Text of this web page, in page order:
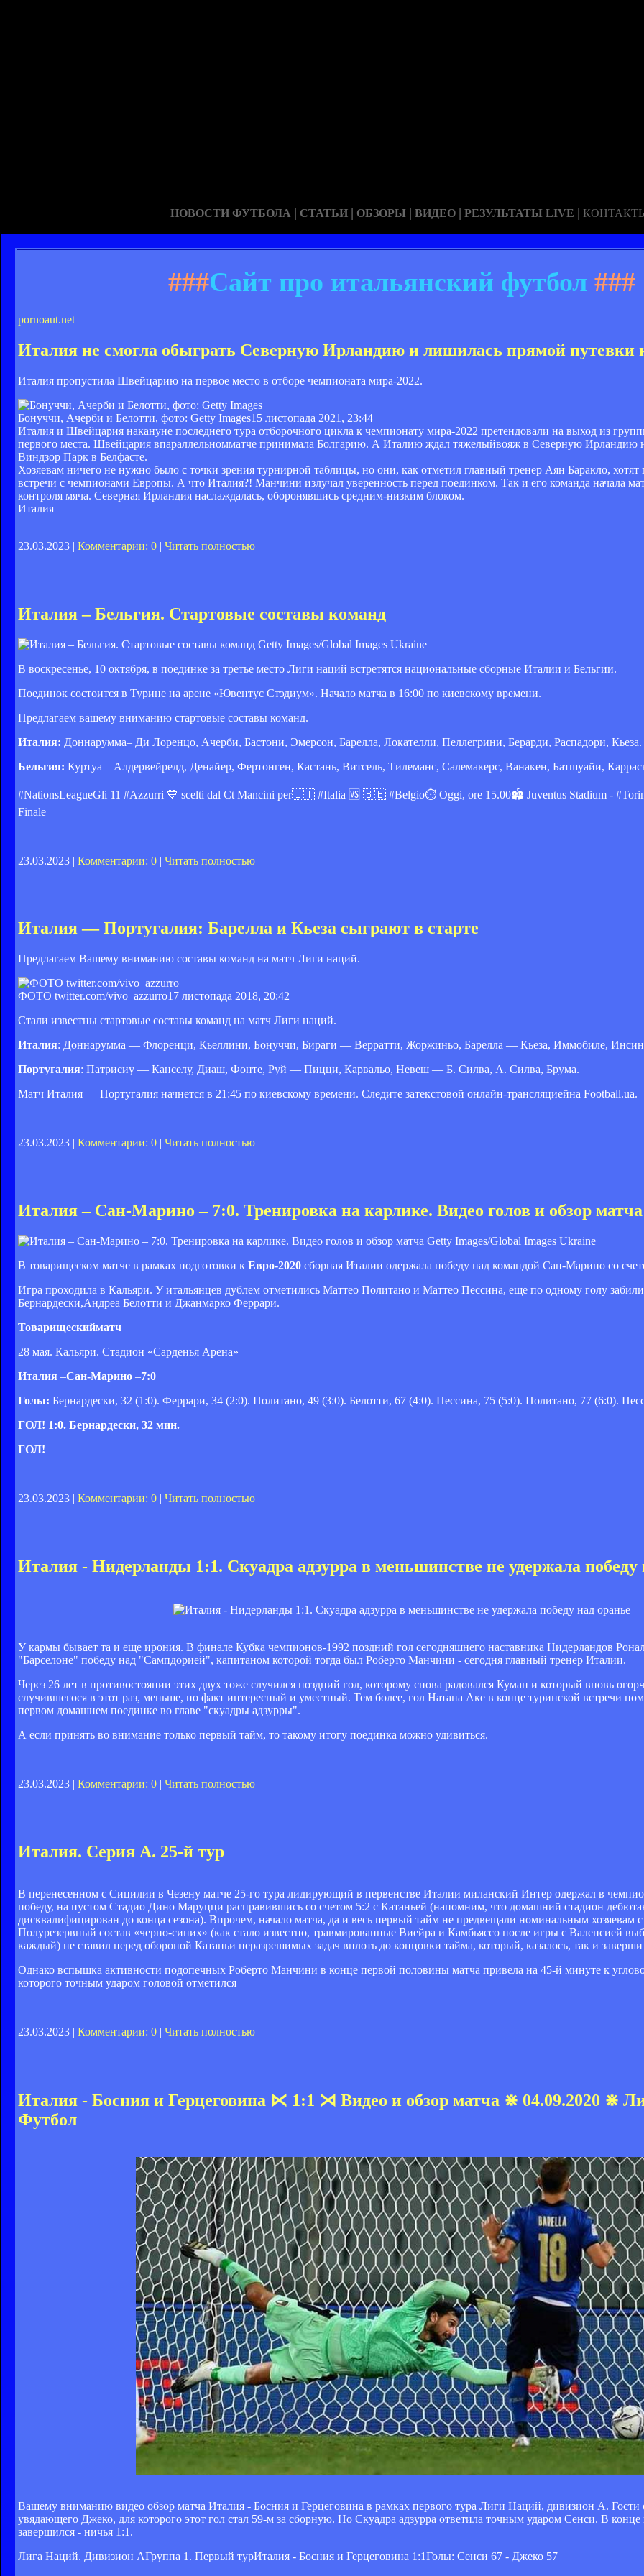
НОВОСТИ ФУТБОЛА | СТАТЬИ | ОБЗОРЫ | ВИДЕО | РЕЗУЛЬТАТЫ LIVE |
###Сайт про итальянский футбол ###
pornoaut.net
Италия не смогла обыграть Северную Ирландию и лишилась прямой путевки
Италия пропустила Швейцарию на первое место в отборе чемпионата мира-2022.
Бонуччи, Ачерби и Белотти, фото: Getty Images15 листопада 2021, 23:44
Италия и Швейцария накануне последнего тура отборочного цикла к чемпионату мира-2022 претендовали на выход из
первого места. Швейцария впараллельномматче принимала Болгарию. А Италию ждал тяжелыйвояж в Северную Ирландию
Виндзор Парк в Белфасте.
Хозяевам ничего не нужно было с точки зрения турнирной таблицы, но они, как отметил главный тренер Аян Баракло, хотят
встречи с чемпионами Европы. А что Италия?! Манчини излучал уверенность перед поединком. Так и его команда начала
контроля мяча. Северная Ирландия наслаждалась, оборонявшись средним-низким блоком.
Италия
23.03.2023 | Комментарии: 0 | Читать полностью
Италия – Бельгия. Стартовые составы команд
Getty Images/Global Images Ukraine
В воскресенье, 10 октября, в поединке за третье место Лиги наций встретятся национальные сборные Италии и Бельгии.
Поединок состоится в Турине на арене «Ювентус Стэдиум». Начало матча в 16:00 по киевскому времени.
Предлагаем вашему вниманию стартовые составы команд.
Италия: Доннарумма– Ди Лоренцо, Ачерби, Бастони, Эмерсон, Барелла, Локателли, Пеллегрини, Берарди, Распадори, Кьеза.
Бельгия: Куртуа – Алдервейрелд, Денайер, Фертонген, Кастань, Витсель, Тилеманс, Салемакерс, Ванакен, Батшуайи,
#NationsLeagueGli 11 #Azzurri 💙 scelti dal Ct Mancini per🇮🇹 #Italia 🆚 🇧🇪 #Belgio⏱️ Oggi, ore 15.00🏟️ Juventus Stadium -
Finale
23.03.2023 | Комментарии: 0 | Читать полностью
Италия — Португалия: Барелла и Кьеза сыграют в старте
Предлагаем Вашему вниманию составы команд на матч Лиги наций.
ФОТО twitter.com/vivo_azzurro17 листопада 2018, 20:42
Стали известны стартовые составы команд на матч Лиги наций.
Италия: Доннарумма — Флоренци, Кьеллини, Бонуччи, Бираги — Верратти, Жоржиньо, Барелла — Кьеза, Иммобиле,
Португалия: Патрисиу — Канселу, Диаш, Фонте, Руй — Пицци, Карвальо, Невеш — Б. Силва, А. Силва, Брума.
Матч Италия — Португалия начнется в 21:45 по киевскому времени. Следите затекстовой онлайн-трансляциейна Football.ua.
23.03.2023 | Комментарии: 0 | Читать полностью
Италия – Сан-Марино – 7:0. Тренировка на карлике. Видео голов и обзор матча
Getty Images/Global Images Ukraine
В товарищеском матче в рамках подготовки к Евро-2020 сборная Италии одержала победу над командой Сан-Марино со
Игра проходила в Кальяри. У итальянцев дублем отметились Маттео Политано и Маттео Пессина, еще по одному голу
Бернардески,Андреа Белотти и Джанмарко Феррари.
Товарищескийматч
28 мая. Кальяри. Стадион «Сарденья Арена»
Италия –Сан-Марино –7:0
Голы: Бернардески, 32 (1:0). Феррари, 34 (2:0). Политано, 49 (3:0). Белотти, 67 (4:0). Пессина, 75 (5:0). Политано, 77 (6:0).
ГОЛ! 1:0. Бернардески, 32 мин.
ГОЛ!
23.03.2023 | Комментарии: 0 | Читать полностью
Италия - Нидерланды 1:1. Скуадра адзурра в меньшинстве не удержала победу
У кармы бывает та и еще ирония. В финале Кубка чемпионов-1992 поздний гол сегодняшнего наставника Нидерландов
"Барселоне" победу над "Сампдорией", капитаном которой тогда был Роберто Манчини - сегодня главный тренер Италии.
Через 26 лет в противостоянии этих двух тоже случился поздний гол, которому снова радовался Куман и который вновь
случившегося в этот раз, меньше, но факт интересный и уместный. Тем более, гол Натана Аке в конце туринской встречи
первом домашнем поединке во главе "скуадры адзурры".
А если принять во внимание только первый тайм, то такому итогу поединка можно удивиться.
23.03.2023 | Комментарии: 0 | Читать полностью
Италия. Серия А. 25-й тур
В перенесенном с Сицилии в Чезену матче 25-го тура лидирующий в первенстве Италии миланский Интер одержал в
победу, на пустом Стадио Дино Маруцци расправившись со счетом 5:2 с Катаньей (напомним, что домашний стадион
дисквалифицирован до конца сезона). Впрочем, начало матча, да и весь первый тайм не предвещали номинальным хозяевам
Полурезервный состав «черно-синих» (как стало известно, травмированные Виейра и Камбьяссо после игры с Валенсией
каждый) не ставил перед обороной Катаньи неразрешимых задач вплоть до концовки тайма, который, казалось, так и
Однако вспышка активности подопечных Роберто Манчини в конце первой половины матча привела на 45-й минуте к
которого точным ударом головой отметился
23.03.2023 | Комментарии: 0 | Читать полностью
Италия - Босния и Герцеговина ⋉ 1:1 ⋊ Видео и обзор матча ⋇ 04.09.2020 ⋇
Футбол
Вашему вниманию видео обзор матча Италия - Босния и Герцеговина в рамках первого тура Лиги Наций, дивизион А. Гости
увядающего Джеко, для которого этот гол стал 59-м за сборную. Но Скуадра адзурра ответила точным ударом Сенси. В конце
завершился - ничья 1:1.
Лига Наций. Дивизион АГруппа 1. Первый турИталия - Босния и Герцеговина 1:1Голы: Сенси 67 - Джеко 57